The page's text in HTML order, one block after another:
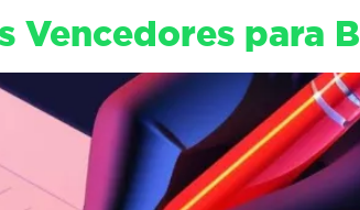
Vencedores para